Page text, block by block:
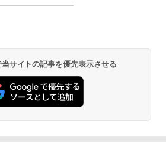
サイトの記事を優先表示させる